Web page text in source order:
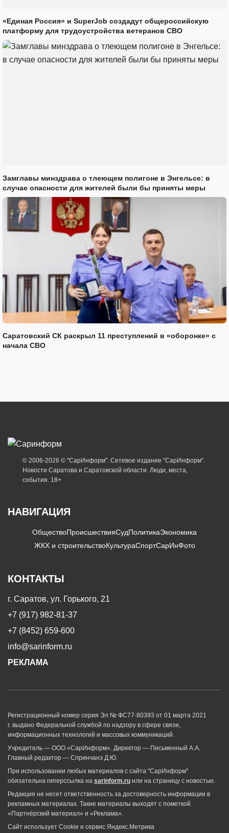
«Единая Россия» и SuperJob создадут общероссийскую
платформу для трудоустройства ветеранов СВО
Замглавы минздрава о тлеющем полигоне в Энгельсе: в
случае опасности для жителей были бы приняты меры
Саратовский СК раскрыл 11 преступлений в «оборонке» с
начала СВО
© 2006-2026 © "СарИнформ". Сетевое издание "СарИнформ".
Новости Саратова и Саратовской области. Люди, места,
события. 18+
НАВИГАЦИЯ
ОбществоПроисшествияСудПолитикаЭкономика
ЖКХ и строительствоКультураСпортСарИнФото
КОНТАКТЫ
г. Саратов, ул. Горького, 21
+7 (917) 982-81-37
+7 (8452) 659-600
info@sarinform.ru
РЕКЛАМА
Регистрационный номер серия Эл № ФС77-80393 от 01 марта 2021
г. выдано Федеральной службой по надзору в сфере связи,
информационных технологий и массовых коммуникаций.
Учредитель — ООО «СарИнформ». Директор — Письменный А.А.
Главный редактор — Спринчанэ Д.Ю.
При использовании любых материалов с сайта "СарИнформ"
обязательна гиперссылка на sarinform.ru или на страницу с новостью.
Редакция не несет ответственность за достоверность информации в
рекламных материалах. Такие материалы выходят с пометкой
«Партнёрский материал» и «Реклама».
Сайт использует Cookie и сервиc Яндекс.Метрика